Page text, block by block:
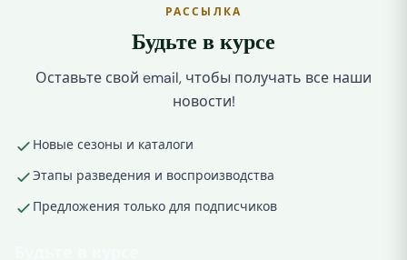
РАССЫЛКА
Будьте в курсе
Оставьте свой email, чтобы получать все наши
новости!
Новые сезоны и каталоги
Этапы разведения и воспроизводства
Предложения только для подписчиков